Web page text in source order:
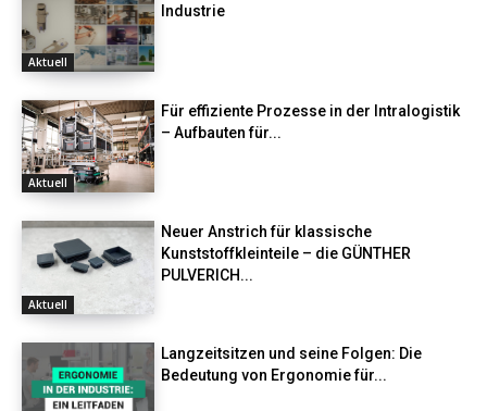
Aktuell
Industrie
Aktuell
Für effiziente Prozesse in der Intralogistik
– Aufbauten für...
Aktuell
Neuer Anstrich für klassische
Kunststoffkleinteile – die GÜNTHER
PULVERICH...
Langzeitsitzen und seine Folgen: Die
Bedeutung von Ergonomie für...